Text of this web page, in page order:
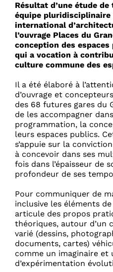
Résultat d’une étude
équipe pluridisciplinaire
international
l’ouvrage Places du
conception des
qui a vocation à
culture commune des
Il a été élaboré à
d’ouvrage et
des 68 futures gares du
de les accompagner
programmation, la
leurs espaces publics.
s’appuie sur la
à concevoir dans ses
fois dans l’épaisseur de
profondeur de ses
Pour communiquer de
inclusive les éléments
articule des propos
théoriques, autour d’un
varié (dessins,
documents, cartes)
comme un imaginaire et
d’expérimentation